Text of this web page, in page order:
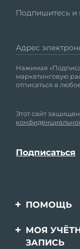
Подпишитесь и
Адрес
Нажимая
маркетинговую
отписаться в
Этот сайт
ПОМОЩЬ
Свяжитесь с
Заказ и
МОЯ
ЗАПИСЬ